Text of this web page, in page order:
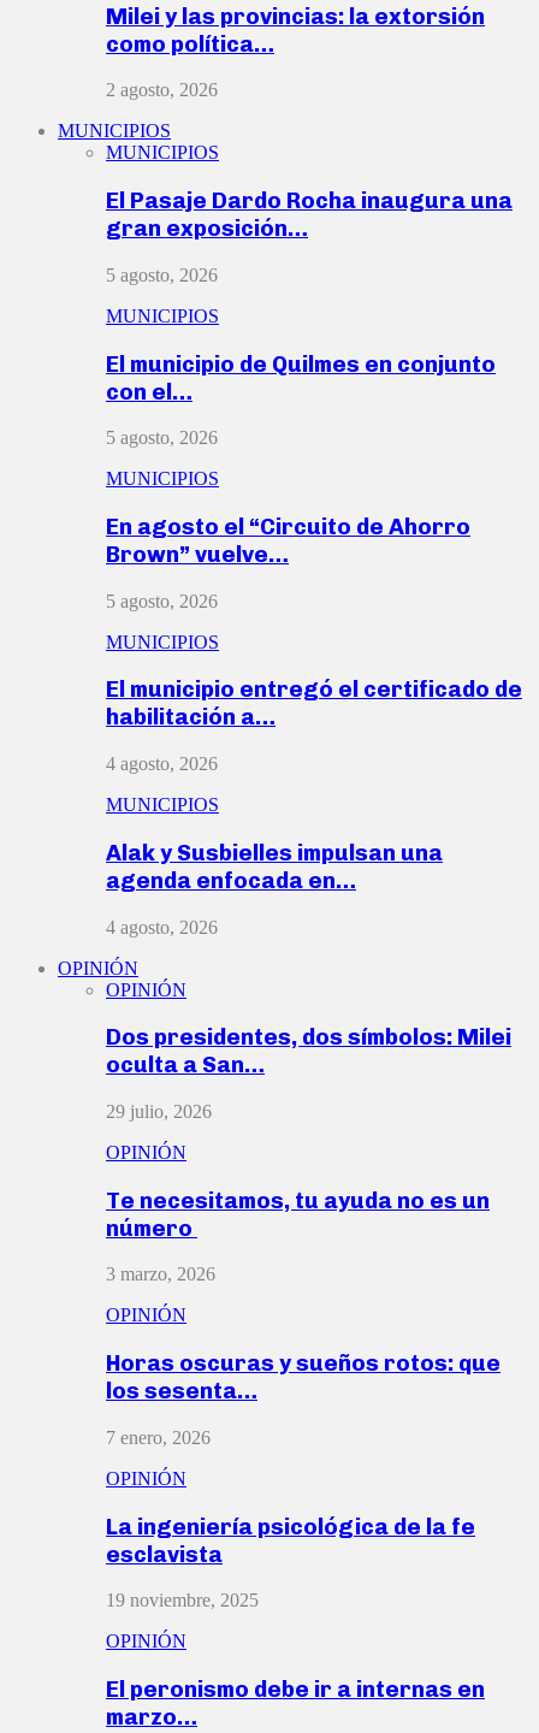
Milei y las provincias: la extorsión
como política…
2 agosto, 2026
MUNICIPIOS
MUNICIPIOS
El Pasaje Dardo Rocha inaugura una
gran exposición…
5 agosto, 2026
MUNICIPIOS
El municipio de Quilmes en conjunto
con el…
5 agosto, 2026
MUNICIPIOS
En agosto el “Circuito de Ahorro
Brown” vuelve…
5 agosto, 2026
MUNICIPIOS
El municipio entregó el certificado de
habilitación a…
4 agosto, 2026
MUNICIPIOS
Alak y Susbielles impulsan una
agenda enfocada en…
4 agosto, 2026
OPINIÓN
OPINIÓN
Dos presidentes, dos símbolos: Milei
oculta a San…
29 julio, 2026
OPINIÓN
Te necesitamos, tu ayuda no es un
número
3 marzo, 2026
OPINIÓN
Horas oscuras y sueños rotos: que
los sesenta…
7 enero, 2026
OPINIÓN
La ingeniería psicológica de la fe
esclavista
19 noviembre, 2025
OPINIÓN
El peronismo debe ir a internas en
marzo…